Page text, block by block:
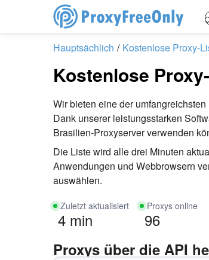
Hauptsächlich Kostenlose Proxy-
Kostenlose
Wir bieten eine der
Dank unserer leistungsstarken
Brasilien-Proxyserver verwenden
Die Liste wird alle drei Minuten
Anwendungen und Webbrowsern
auswählen.
Zuletzt aktualisiert
4 min
Proxys online
96
Proxys über die API